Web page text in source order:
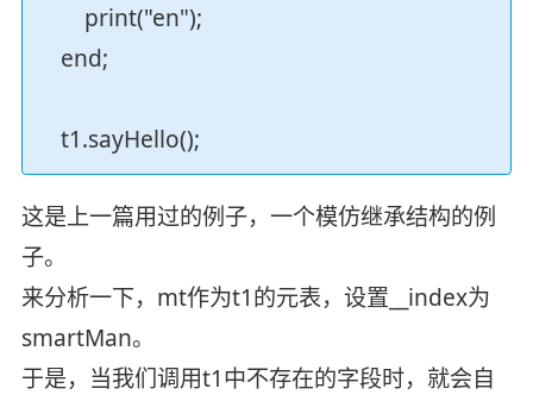
print("en");
end;
t1.sayHello();
这是上一篇用过的例子，一个模仿继承结构的例
子。
来分析一下，mt作为t1的元表，设置__index为
smartMan。
于是，当我们调用t1中不存在的字段时，就会自